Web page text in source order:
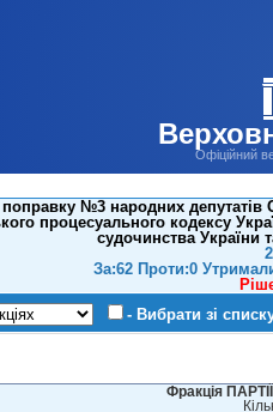
Офіційний
№3 народних
процесуального кодексу
судочинства України
За:62 Проти:0
- Вибрати зі
Фракція